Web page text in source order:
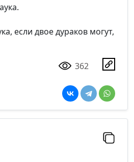
если двое дураков могут,
362